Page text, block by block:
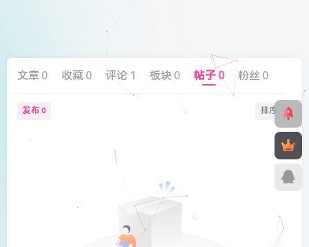
文章 0 收藏 0 评论 1 板块 0 帖子0 粉丝 0
发布 0 排序